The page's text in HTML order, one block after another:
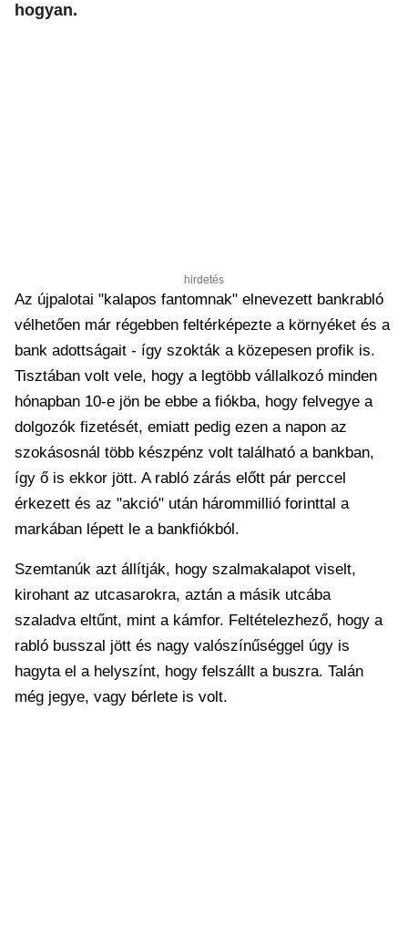
hogyan.
hirdetés
Az újpalotai "kalapos fantomnak" elnevezett bankrabló
vélhetően már régebben feltérképezte a környéket és a
bank adottságait - így szokták a közepesen profik is.
Tisztában volt vele, hogy a legtöbb vállalkozó minden
hónapban 10-e jön be ebbe a fiókba, hogy felvegye a
dolgozók fizetését, emiatt pedig ezen a napon az
szokásosnál több készpénz volt található a bankban,
így ő is ekkor jött. A rabló zárás előtt pár perccel
érkezett és az "akció" után hárommillió forinttal a
markában lépett le a bankfiókból.
Szemtanúk azt állítják, hogy szalmakalapot viselt,
kirohant az utcasarokra, aztán a másik utcába
szaladva eltűnt, mint a kámfor. Feltételezhező, hogy a
rabló busszal jött és nagy valószínűséggel úgy is
hagyta el a helyszínt, hogy felszállt a buszra. Talán
még jegye, vagy bérlete is volt.